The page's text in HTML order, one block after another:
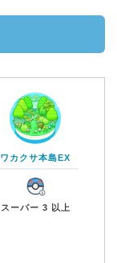
ワカクサ本島EX
スーパー 3 以上